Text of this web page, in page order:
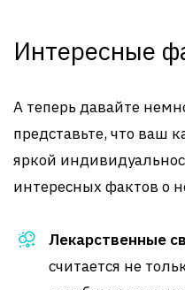
Интересные
А теперь давайте
представьте, что ваш
яркой
интересных фактов о
Лекарственные
считается не